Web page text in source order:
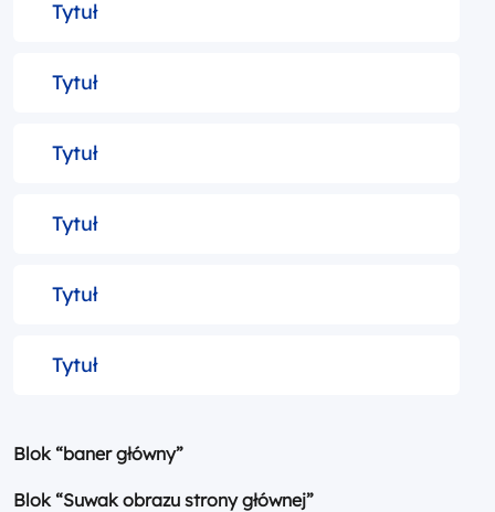
Tytuł
Tytuł
Tytuł
Tytuł
Tytuł
Tytuł
Blok “baner główny”
Blok “Suwak obrazu strony głównej”